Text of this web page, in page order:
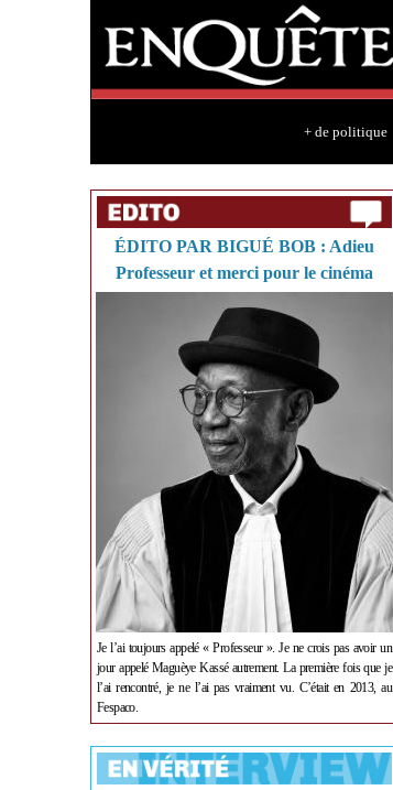
+ de politique
ÉDITO PAR BIGUÉ BOB : Adieu
Professeur et merci pour le cinéma
Je l’ai toujours appelé « Professeur ». Je ne crois pas avoir un
jour appelé Maguèye Kassé autrement. La première fois que je
l’ai rencontré, je ne l’ai pas vraiment vu. C’était en 2013, au
Fespaco.